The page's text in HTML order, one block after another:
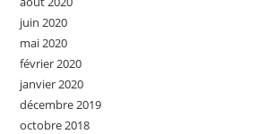
juin 2020
mai 2020
février 2020
janvier 2020
décembre 2019
octobre 2018